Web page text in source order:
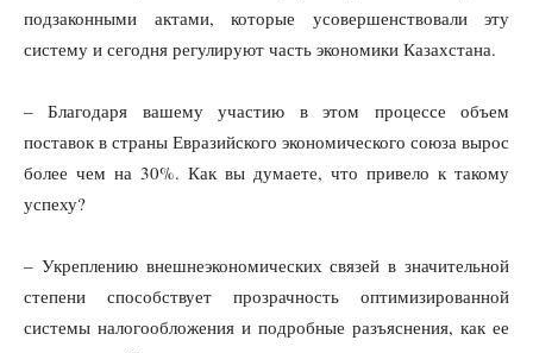
подзаконными актами, которые усовершенствовали эту
систему и сегодня регулируют часть экономики Казахстана.
– Благодаря вашему участию в этом процессе объем
поставок в страны Евразийского экономического союза вырос
более чем на 30%. Как вы думаете, что привело к такому
успеху?
– Укреплению внешнеэкономических связей в значительной
степени способствует прозрачность оптимизированной
системы налогообложения и подробные разъяснения, как ее